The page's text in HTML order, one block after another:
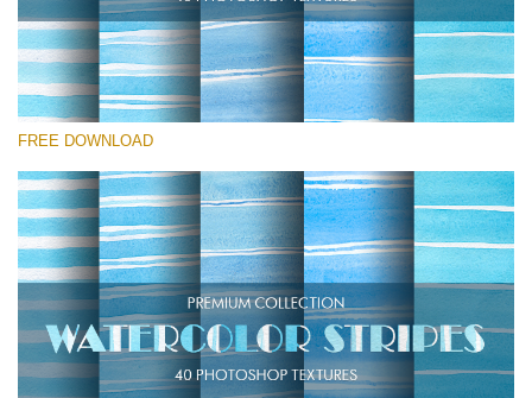
โปรดเลือก
Small 800*533px
Stripes Watercolor
(25 Textures)
Large 6000*4000px
Entire Collection
FREE DOWNLOAD